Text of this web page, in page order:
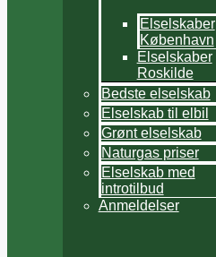
Elselskaber
København
Elselskaber
Roskilde
Bedste elselskab
Elselskab til elbil
Grønt elselskab
Naturgas priser
Elselskab med
introtilbud
Anmeldelser